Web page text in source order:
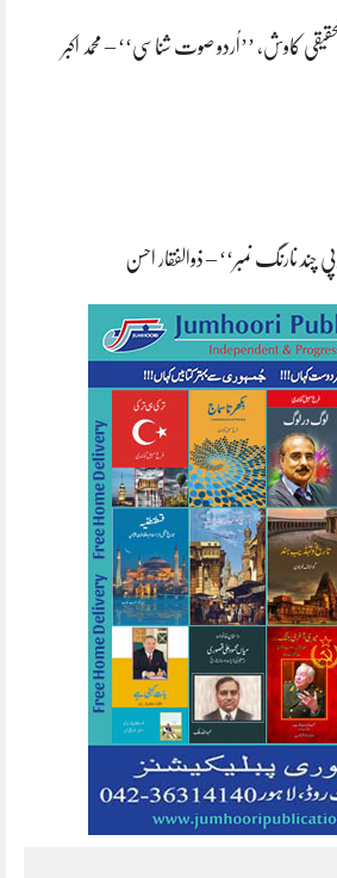
کاوش، ’’اُردو صوت شناسی‘‘ – محمد اکبر
چند نارنگ نمبر‘‘ – ذوالفقار احسن